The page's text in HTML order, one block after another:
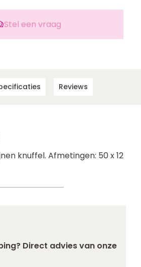
Stel een vraag
Reviews
knuffel. Afmetingen: 50 x 12
Direct advies van onze